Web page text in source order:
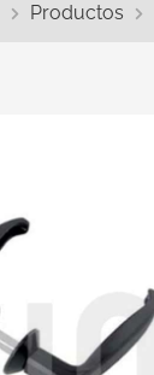
Productos